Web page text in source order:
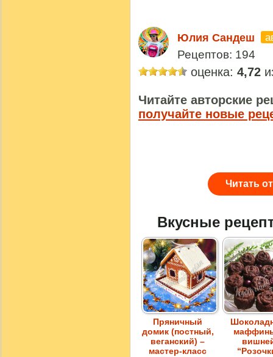
Юлия Сандеш
Рецептов: 194
оценка: 4,72
Читайте авторские
получайте новые
Читать
Вкусные
Пряничный
домик (постный,
веганский) –
мастер-класс